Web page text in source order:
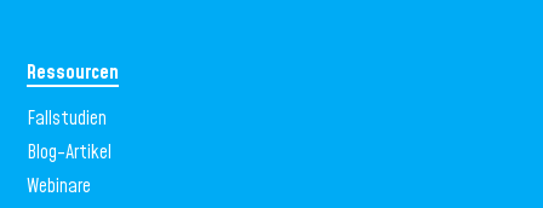
Ressourcen
Fallstudien
Blog-Artikel
Webinare